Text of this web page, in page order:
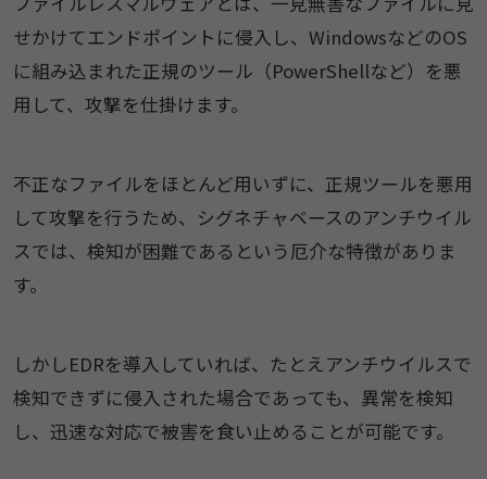
せかけてエンドポイントに侵入し、WindowsなどのOS
に組み込まれた正規のツール（PowerShellなど）を悪
用して、攻撃を仕掛けます。
不正なファイルをほとんど用いずに、正規ツールを悪用
して攻撃を行うため、シグネチャベースのアンチウイル
スでは、検知が困難であるという厄介な特徴がありま
す。
しかしEDRを導入していれば、たとえアンチウイルスで
検知できずに侵入された場合であっても、異常を検知
し、迅速な対応で被害を食い止めることが可能です。